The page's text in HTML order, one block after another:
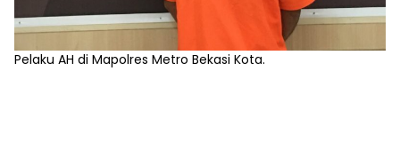
Pelaku AH di Mapolres Metro Bekasi Kota.